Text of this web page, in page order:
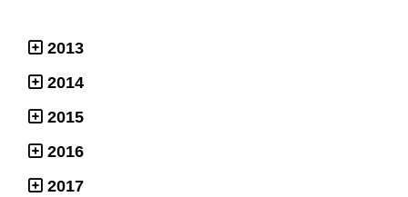
2013
2014
2015
2016
2017